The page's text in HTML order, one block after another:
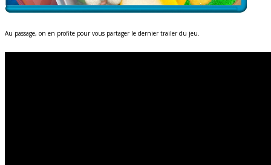
Au passage, on en profite pour vous partager le dernier trailer du jeu.